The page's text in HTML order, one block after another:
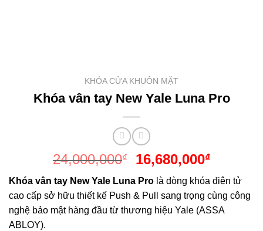
KHÓA CỬA KHUÔN MẶT
Khóa vân tay New Yale Luna Pro
24,000,000₫
Giá
gốc
là:
24,000,000₫.
16,680,000₫Giá
hiện
tại
là:
Khóa vân tay New Yale Luna Pro là dòng khóa điện tử
cao cấp sở hữu thiết kế Push & Pull sang trọng cùng công
nghệ bảo mật hàng đầu từ thương hiệu Yale (ASSA
ABLOY).